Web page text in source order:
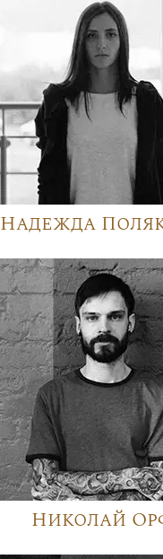
Надежда
Николай